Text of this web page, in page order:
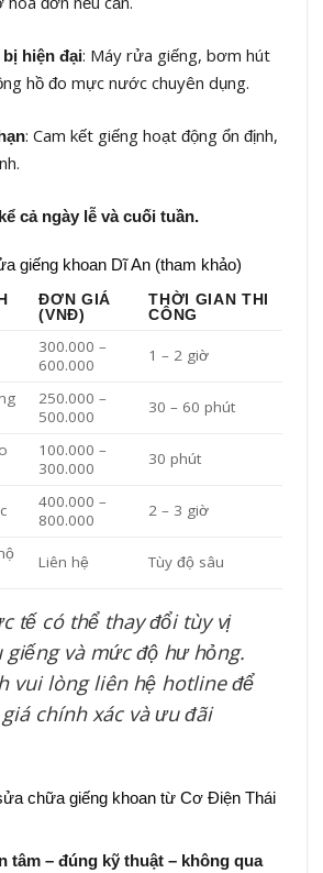
hiện đại: Máy rửa giếng, bơm hút
hồ đo mực nước chuyên dụng.
: Cam kết giếng hoạt động ổn định,
cả ngày lễ và cuối tuần.
giếng khoan Dĩ An (tham khảo)
ĐƠN GIÁ
(VNĐ)
THỜI GIAN THI
CÔNG
300.000 –
600.000
1 – 2 giờ
250.000 –
500.000
30 – 60 phút
100.000 –
300.000
30 phút
400.000 –
800.000
2 – 3 giờ
Liên hệ Tùy độ sâu
tế có thể thay đổi tùy vị
giếng và mức độ hư hỏng.
vui lòng liên hệ hotline để
chính xác và ưu đãi
chữa giếng khoan từ Cơ Điện Thái
tâm – đúng kỹ thuật – không qua